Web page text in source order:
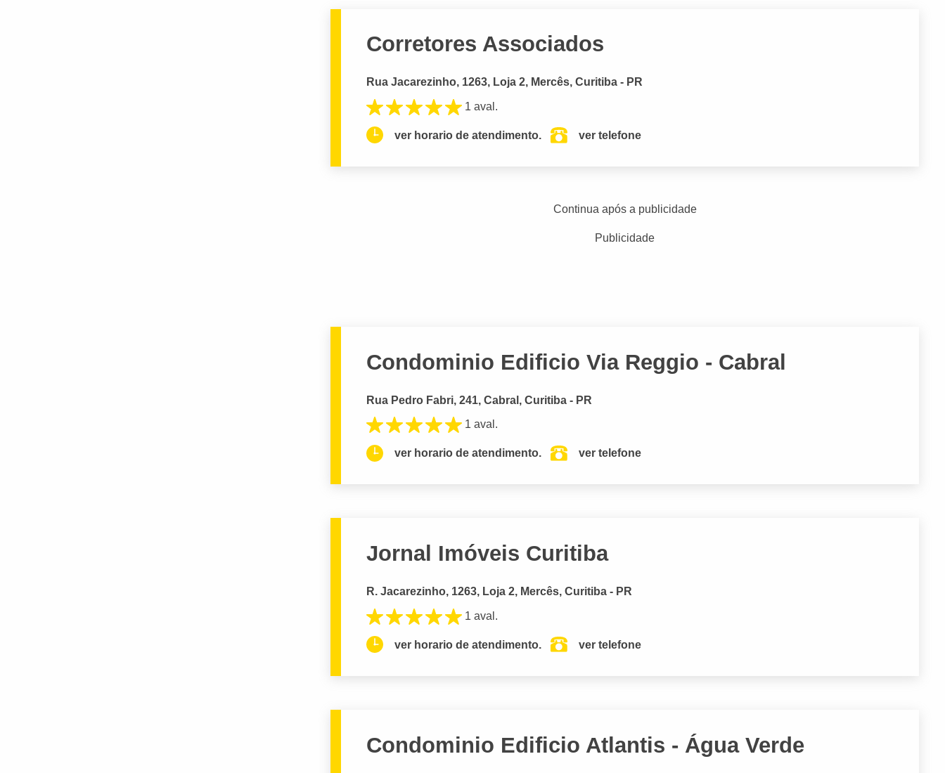
Corretores Associados
Rua Jacarezinho, 1263, Loja 2, Mercês, Curitiba - PR
1 aval.
ver horario de atendimento. ver telefone
Continua após a publicidade
Publicidade
Condominio Edificio Via Reggio - Cabral
Rua Pedro Fabri, 241, Cabral, Curitiba - PR
1 aval.
ver horario de atendimento. ver telefone
Jornal Imóveis Curitiba
R. Jacarezinho, 1263, Loja 2, Mercês, Curitiba - PR
1 aval.
ver horario de atendimento. ver telefone
Condominio Edificio Atlantis - Água Verde